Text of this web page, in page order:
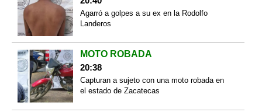
Agarró a golpes a su ex en la Rodolfo
Landeros
MOTO ROBADA
20:38
Capturan a sujeto con una moto robada en
el estado de Zacatecas